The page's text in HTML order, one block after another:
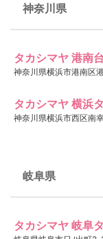
神奈川県
タカシマヤ 港南
神奈川県横浜市港南区
タカシマヤ 横浜
神奈川県横浜市西区南
岐阜県
タカシマヤ 岐阜